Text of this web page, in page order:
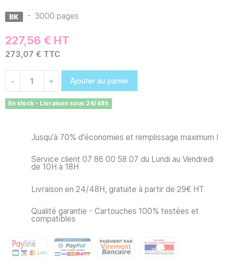
- 3000 pages
227,56 € HT
273,07 € TTC
- + Ajouter au panier
En stock - Livraison sous 24/48h
Jusqu'à 70% d'économies et remplissage maximum !
Service client 07 86 00 58 07 du Lundi au Vendredi
de 10H à 18H
Livraison en 24/48H, gratuite à partir de 29€ HT
Qualité garantie - Cartouches 100% testées et
compatibles